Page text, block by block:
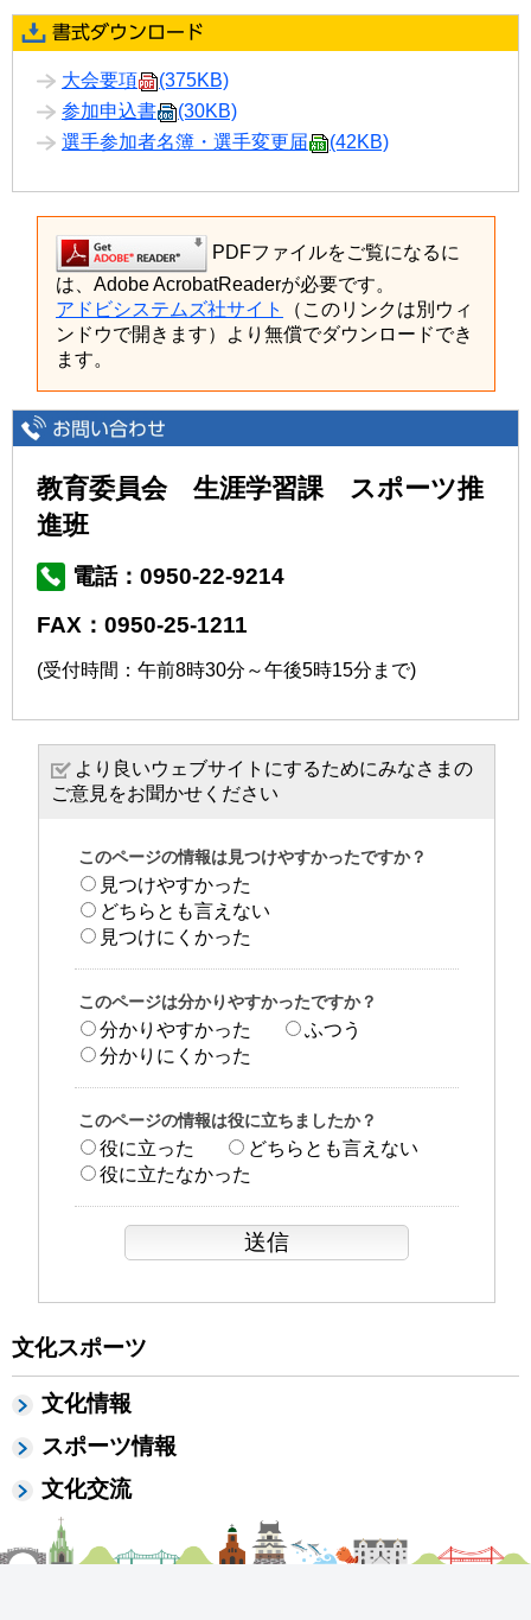
文化スポーツ
文化情報
スポーツ情報
文化交流
大会要項
(375KB)
参加申込書
(30KB)
選手参加者名簿・選手変更届
(42KB)
PDFファイルをご覧になるに
は、Adobe AcrobatReaderが必要です。
アドビシステムズ社サイト
（このリンクは別ウィ
ンドウで開きます）より無償でダウンロードでき
ます。
教育委員会 生涯学習課 スポーツ推
進班
電話：0950-22-9214
FAX：0950-25-1211
(受付時間：午前8時30分～午後5時15分まで)
より良いウェブサイトにするためにみなさまの
ご意見をお聞かせください
このページの情報は見つけやすかったですか？
見つけやすかった
どちらとも言えない
見つけにくかった
このページは分かりやすかったですか？
分かりやすかった
ふつう
分かりにくかった
このページの情報は役に立ちましたか？
役に立った
どちらとも言えない
役に立たなかった